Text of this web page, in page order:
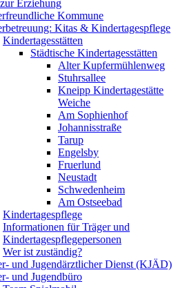
Erziehung
Kommune
Kitas & Kindertagespflege
Kindertagesstätten
Städtische Kindertagesstätten
Alter Kupfermühlenweg
Stuhrsallee
Kneipp Kindertagestätte
Weiche
Am Sophienhof
Johannisstraße
Tarup
Engelsby
Fruerlund
Neustadt
Schwedenheim
Am Ostseebad
Kindertagespflege
Informationen für Träger und
Kindertagespflegepersonen
Wer ist zuständig?
und Jugendärztlicher Dienst (KJÄD)
und Jugendbüro